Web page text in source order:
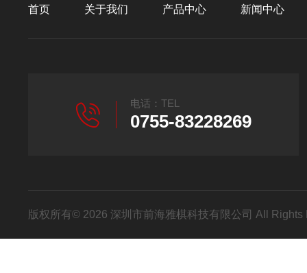
首页 关于我们 产品中心 新闻中心
电话：TEL
0755-83228269
版权所有© 2026 深圳市前海雅棋科技有限公司 All